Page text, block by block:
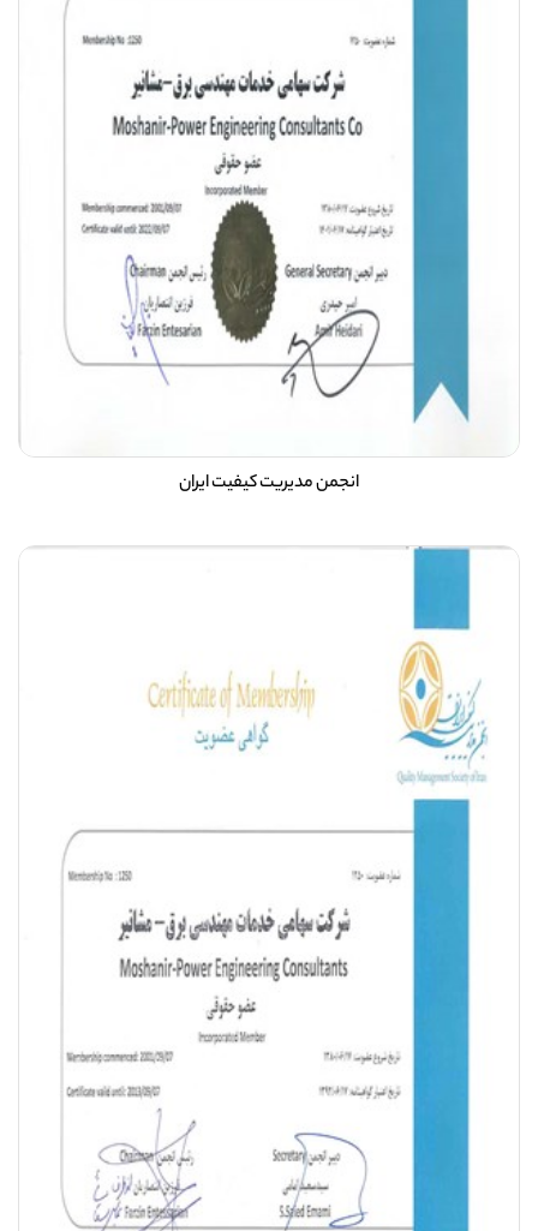
انجمن مدیریت کیفیت ایران